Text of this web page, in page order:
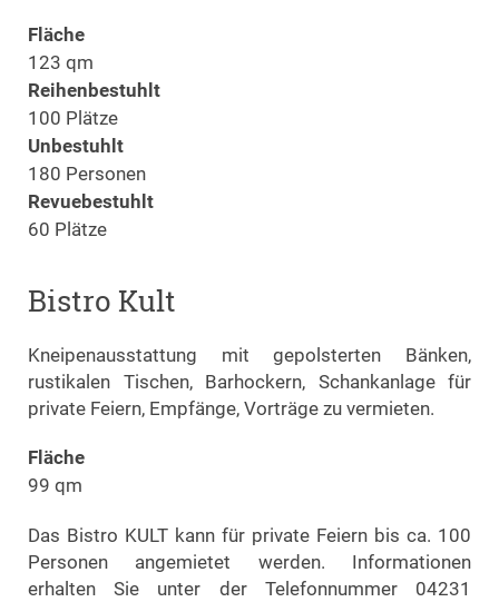
Fläche
123 qm
Reihenbestuhlt
100 Plätze
Unbestuhlt
180 Personen
Revuebestuhlt
60 Plätze
Bistro Kult
Kneipenausstattung mit gepolsterten Bänken,
rustikalen Tischen, Barhockern, Schankanlage für
private Feiern, Empfänge, Vorträge zu vermieten.
Fläche
99 qm
Das Bistro KULT kann für private Feiern bis ca. 100
Personen angemietet werden. Informationen
erhalten Sie unter der Telefonnummer 04231